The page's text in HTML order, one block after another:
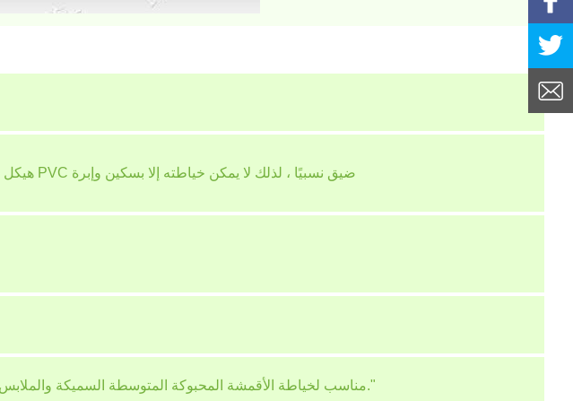
هيكل جلد الركيزة الصلب ، والجزء العلوي من الجلد الاصطناعي والجلد PVC ضيق نسبيًا ، لذلك لا يمكن خياطته إلا بسكين وإبرة
"مناسب لخياطة الأقمشة المحبوكة المتوسطة السميكة والملابس الرياضية وملابس السباحة والملابس الداخلية وغيرها من المواد."